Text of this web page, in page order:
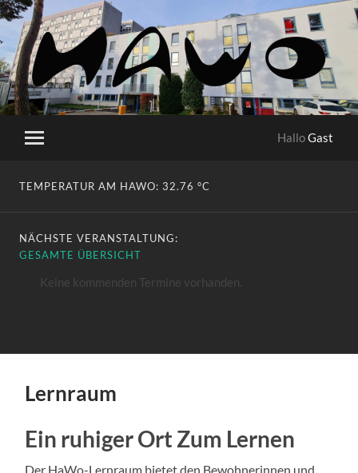
HaWo
Mobile-
HalloGast
TEMPERATUR AM HAWO: 32.76 °C
NÄCHSTE VERANSTALTUNG:
GESAMTE ÜBERSICHT
Keine kommenden Termine vorhanden.
Lernraum
Ein ruhiger Ort Zum Lernen
Der HaWo-Lernraum bietet den Bewohnerinnen und